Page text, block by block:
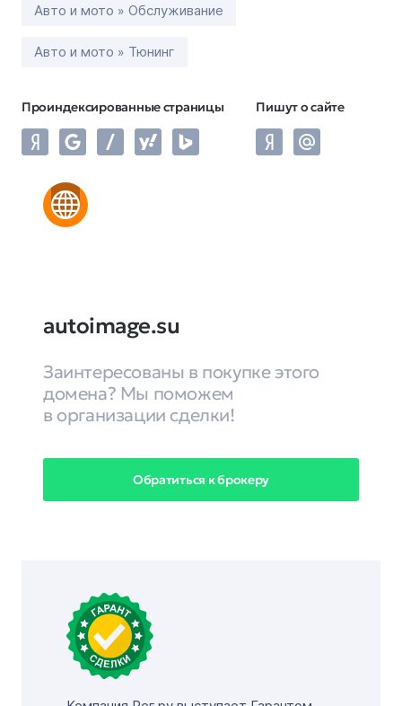
Авто и мото » Обслуживание
Авто и мото » Тюнинг
Проиндексированные страницы Пишут о сайте
autoimage.su
Заинтересованы в покупке этого
домена? Мы поможем
в организации сделки!
Обратиться к брокеру